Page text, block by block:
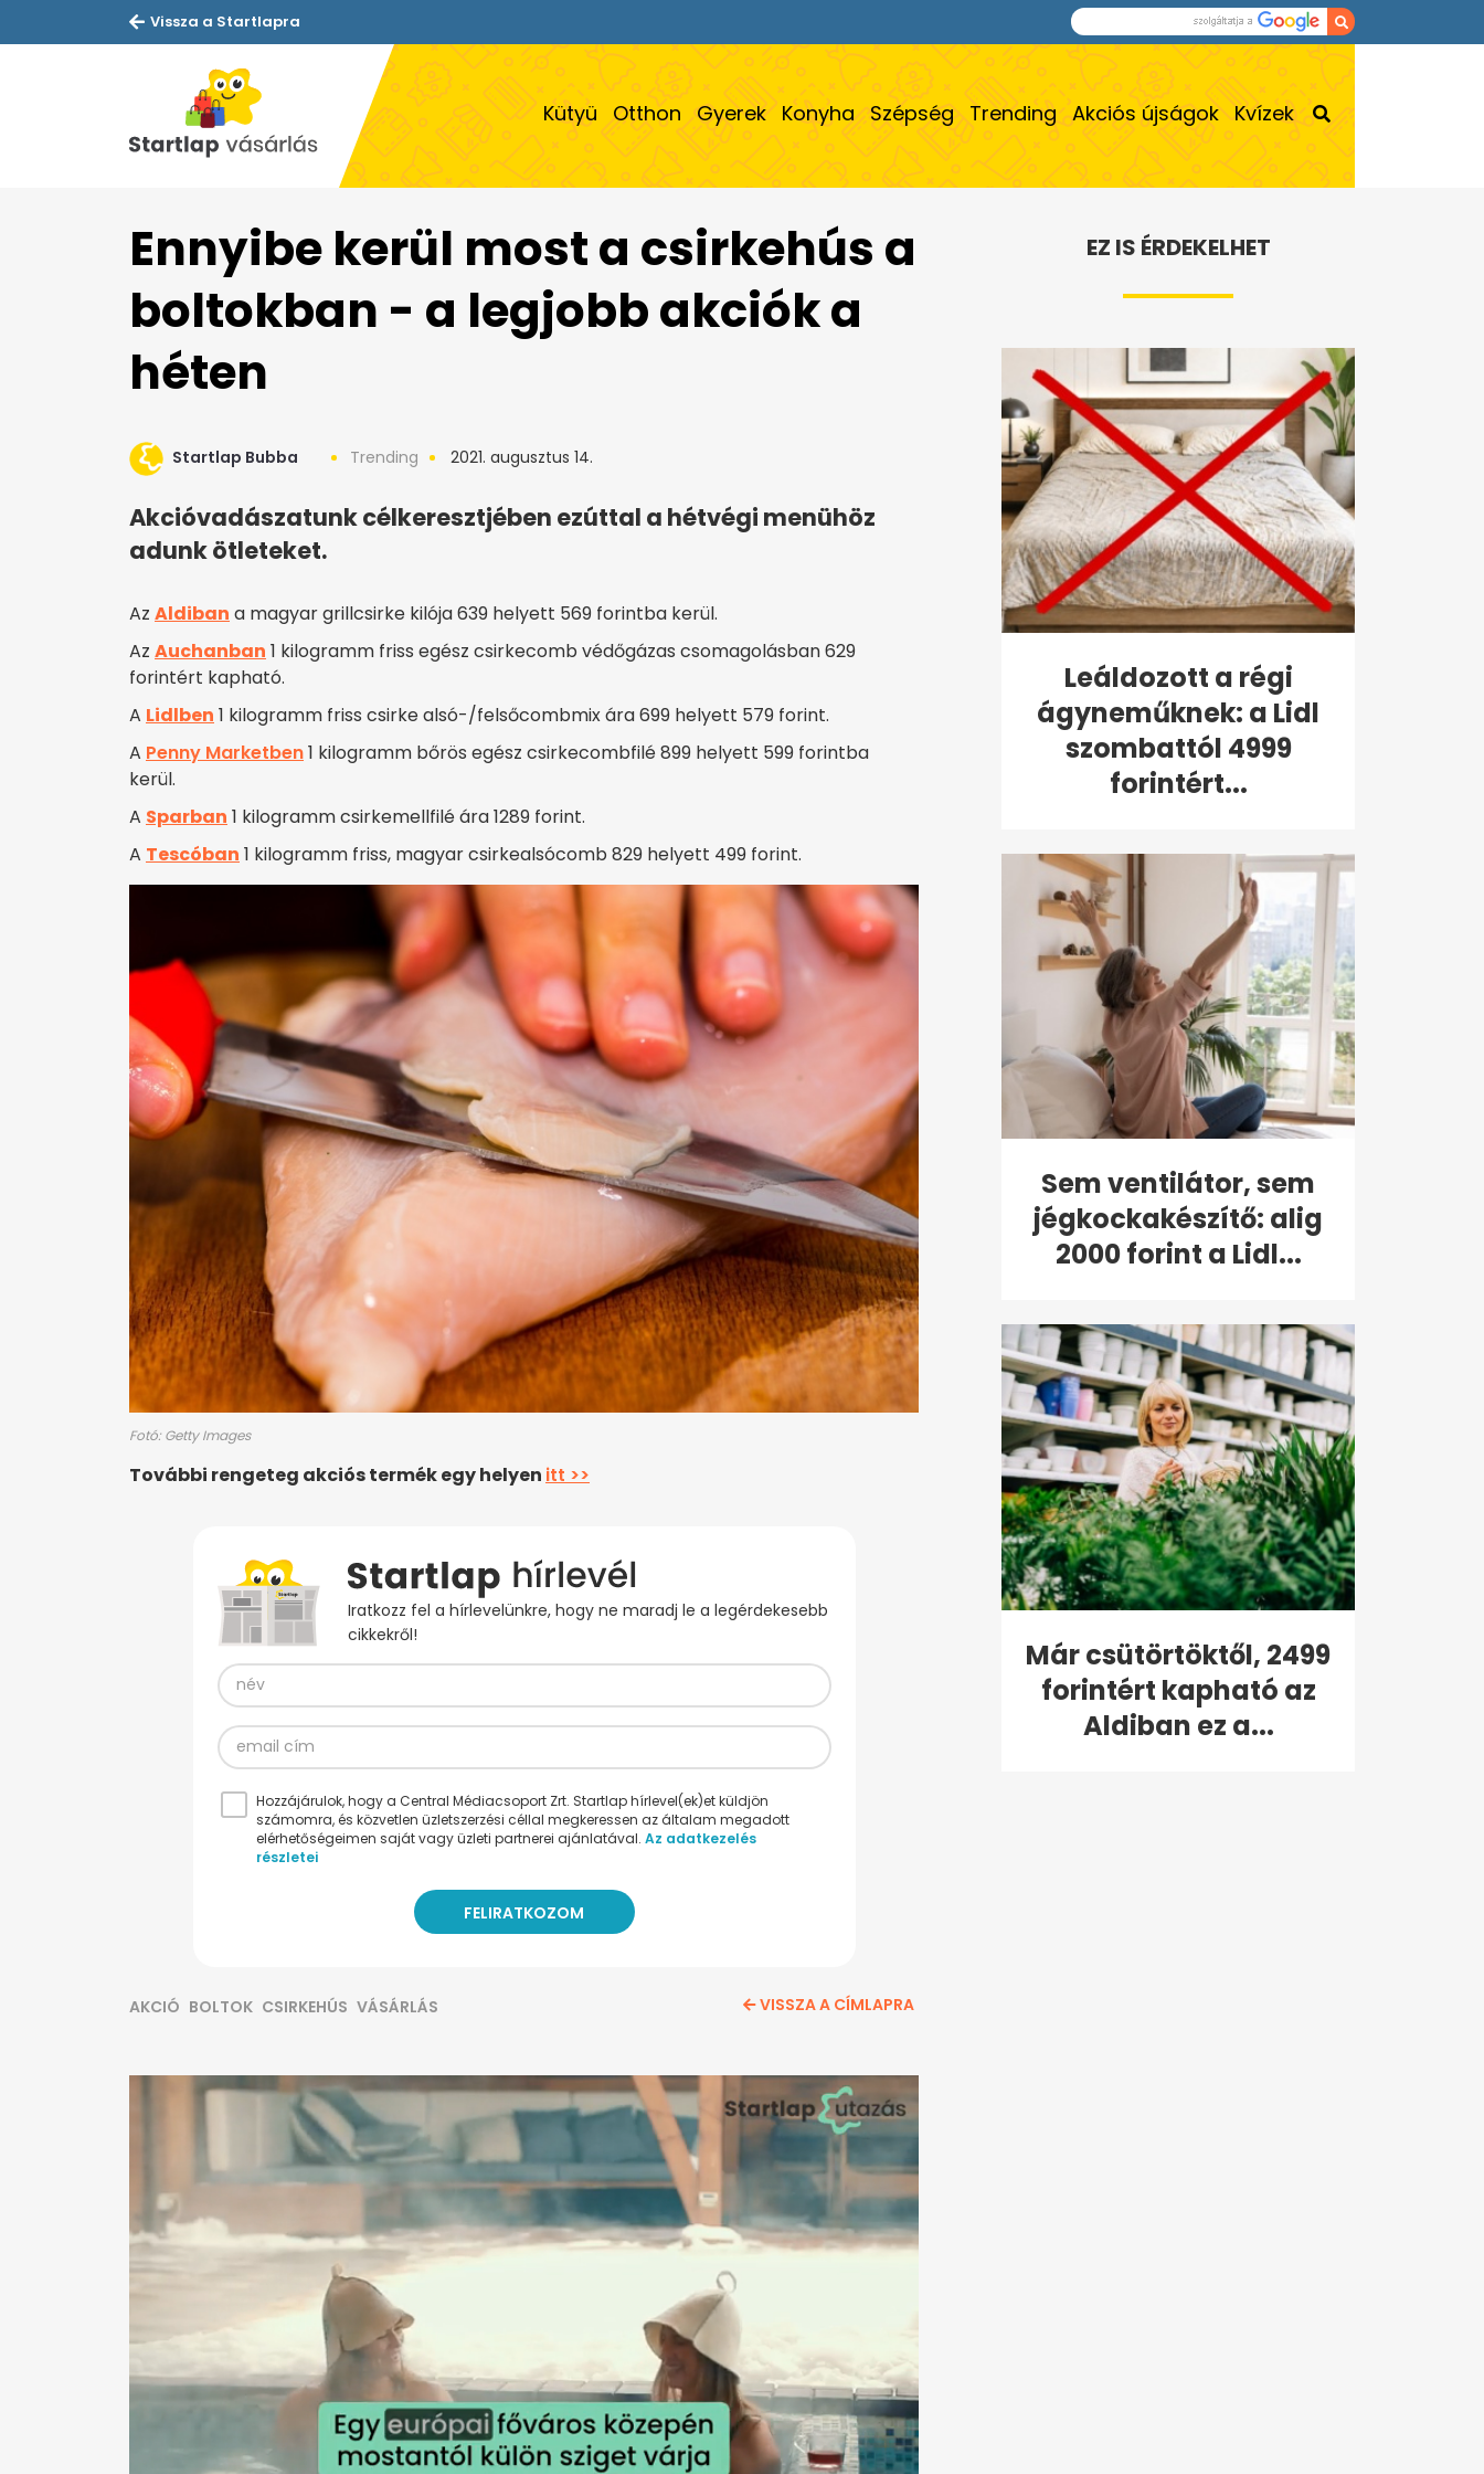
Vissza a Startlapra
Kütyü Otthon Gyerek Konyha Szépség Trending Akciós újságok Kvízek
Ennyibe kerül most a csirkehús a
boltokban - a legjobb akciók a
héten
Startlap Bubba Trending 2021. augusztus 14.
Akcióvadászatunk célkeresztjében ezúttal a hétvégi menühöz
adunk ötleteket.
Az Aldiban a magyar grillcsirke kilója 639 helyett 569 forintba kerül.
Az Auchanban 1 kilogramm friss egész csirkecomb védőgázas csomagolásban 629
forintért kapható.
A Lidlben 1 kilogramm friss csirke alsó-/felsőcombmix ára 699 helyett 579 forint.
A Penny Marketben1 kilogramm bőrös egész csirkecombfilé 899 helyett 599 forintba
kerül.
A Sparban 1 kilogramm csirkemellfilé ára 1289 forint.
A Tescóban 1 kilogramm friss, magyar csirkealsócomb 829 helyett 499 forint.
Fotó: Getty Images
További rengeteg akciós termék egy helyen itt >>
Iratkozz fel a hírlevelünkre, hogy ne maradj le a legérdekesebb
cikkekről!
Hozzájárulok, hogy a Central Médiacsoport Zrt. Startlap hírlevel(ek)et küldjön
számomra, és közvetlen üzletszerzési céllal megkeressen az általam megadott
elérhetőségeimen saját vagy üzleti partnerei ajánlatával. Az adatkezelés
részletei
AKCIÓ BOLTOK CSIRKEHÚS VÁSÁRLÁS VISSZA A CÍMLAPRA
EZ IS ÉRDEKELHET
Leáldozott a régi
ágyneműknek: a Lidl
szombattól 4999
forintért...
Sem ventilátor, sem
jégkockakészítő: alig
2000 forint a Lidl...
Már csütörtöktől, 2499
forintért kapható az
Aldiban ez a...